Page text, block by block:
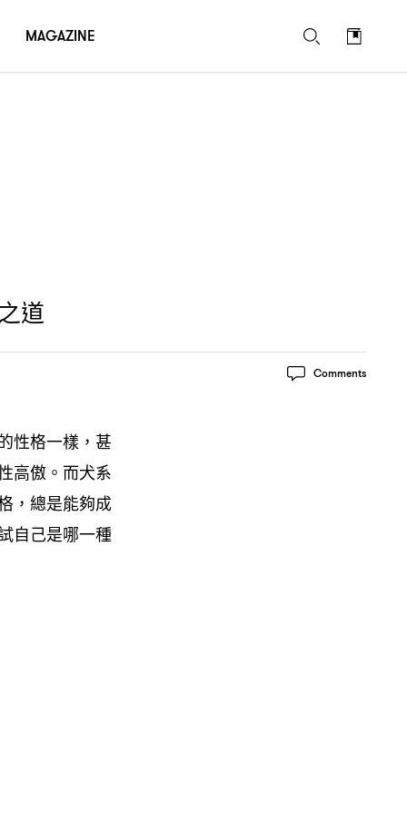
道
Comments
性格一樣，甚
高傲。而犬系
，總是能夠成
自己是哪一種
MAGAZINE